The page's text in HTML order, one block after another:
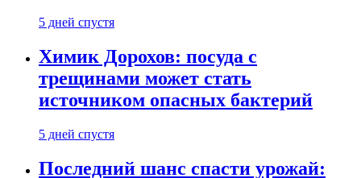
5 дней спустя
Химик Дорохов: посуда с
трещинами может стать
источником опасных бактерий
5 дней спустя
Последний шанс спасти урожай: